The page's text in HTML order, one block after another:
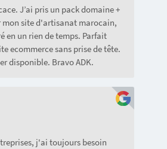
J’ai pris un pack domaine +
mon site d'artisanat marocain,
en un rien de temps. Parfait
ecommerce sans prise de tête.
disponible. Bravo ADK.
j'ai toujours besoin